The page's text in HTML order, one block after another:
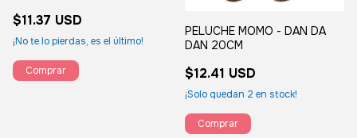
$11.37 USD
¡No te lo pierdas, es el último!
PELUCHE MOMO - DAN DA
DAN 20CM
$12.41 USD
¡Solo quedan 2 en stock!